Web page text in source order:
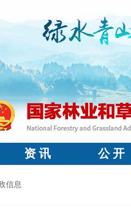
资 讯 公 开
信息